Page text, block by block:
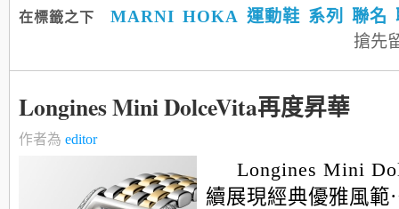
在標籤之下 MARNI HOKA 運動鞋 系列 聯名
搶先
Longines Mini DolceVita再度昇華
作者為 editor
Longines Mini
續展現經典優雅風